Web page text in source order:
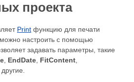
проекта
Print функцию для печати
настроить с помощью
задавать параметры, такие
, EndDate, FitContent,